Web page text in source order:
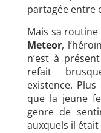
partagée entre
Mais sa
Meteor,
n’est à
refait
existence.
que la jeune
genre de
auxquels il